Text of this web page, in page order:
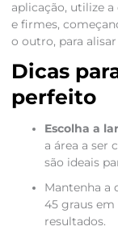
aplicação, utilize
e firmes,
o outro, para
Dicas
perfeito
Escolha a
a área a ser
são ideais
Mantenha a
45 graus
resultados.